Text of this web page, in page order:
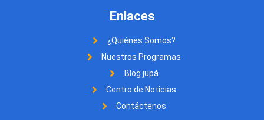
Enlaces
¿Quiénes Somos?
Nuestros Programas
Blog jupá
Centro de Noticias
Contáctenos